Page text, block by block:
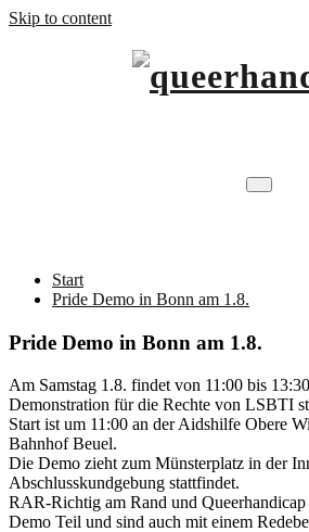
Skip to content
queerhandicap
Start
Pride Demo in Bonn am 1.8.
Pride Demo in Bonn am 1.8.
Am Samstag 1.8. findet von 11:00 bis
Demonstration für die Rechte von LSBTI
Start ist um 11:00 an der Aidshilfe Obere
Bahnhof Beuel.
Die Demo zieht zum Münsterplatz in der
Abschlusskundgebung stattfindet.
RAR-Richtig am Rand und Queerhandicap
Demo Teil und sind auch mit einem